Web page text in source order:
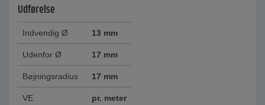
Udførelse
Indvendig Ø 13 mm
Udenfor Ø 17 mm
Bøjningsradius 17 mm
VE pr. meter